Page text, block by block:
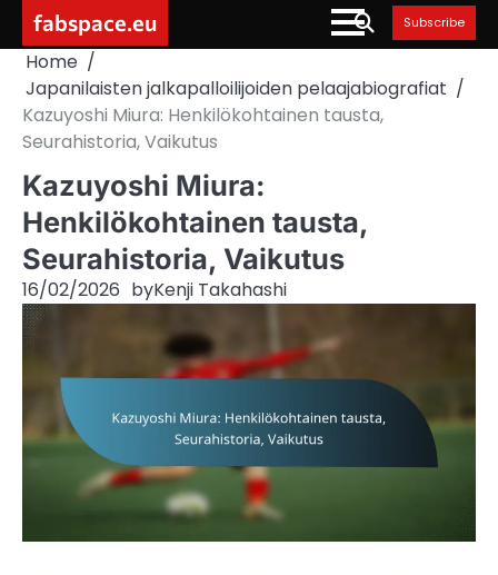
content
fabspace.eu Subscribe
Home
Japanilaisten jalkapalloilijoiden pelaajabiografiat
Kazuyoshi Miura: Henkilökohtainen tausta,
Seurahistoria, Vaikutus
Kazuyoshi Miura:
Henkilökohtainen tausta,
Seurahistoria, Vaikutus
16/02/2026 byKenji Takahashi